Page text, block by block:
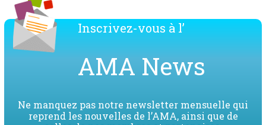
Inscrivez-vous à l’
AMA News
Ne manquez pas notre newsletter mensuelle qui
reprend les nouvelles de l’AMA, ainsi que de